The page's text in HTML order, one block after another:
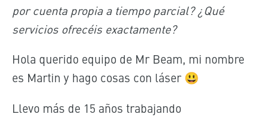
por cuenta propia a tiempo parcial? ¿Qué
servicios ofrecéis exactamente?
Hola querido equipo de Mr Beam, mi nombre
es Martin y hago cosas con láser 😃
Llevo más de 15 años trabajando